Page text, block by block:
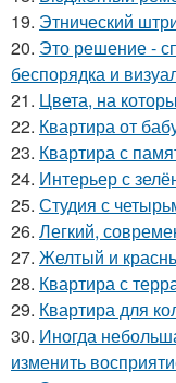
19. Этнический
20. Это решение -
беспорядка и
21. Цвета, на
22. Квартира от
23. Квартира с
24. Интерьер с
25. Студия с
26. Легкий,
27. Желтый и
28. Квартира с
29. Квартира для
30. Иногда
изменить